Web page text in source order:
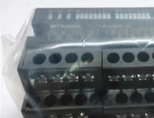
PRIVACY
POLICY